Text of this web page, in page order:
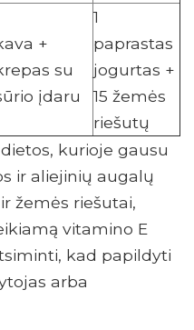
+
su
įdaru
1
paprastas
jogurtas +
15 žemės
riešutų
kurioje gausu
ir aliejinių augalų
žemės riešutai,
vitamino E
kad papildyti
arba